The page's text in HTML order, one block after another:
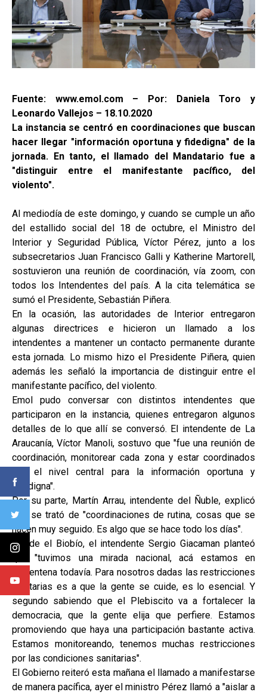
Fuente: www.emol.com – Por: Daniela Toro y
Leonardo Vallejos – 18.10.2020
La instancia se centró en coordinaciones que buscan
hacer llegar "información oportuna y fidedigna" de la
jornada. En tanto, el llamado del Mandatario fue a
"distinguir entre el manifestante pacífico, del
violento".
Al mediodía de este domingo, y cuando se cumple un año
del estallido social del 18 de octubre, el Ministro del
Interior y Seguridad Pública, Víctor Pérez, junto a los
subsecretarios Juan Francisco Galli y Katherine Martorell,
sostuvieron una reunión de coordinación, vía zoom, con
todos los Intendentes del país. A la cita telemática se
sumó el Presidente, Sebastián Piñera.
En la ocasión, las autoridades de Interior entregaron
algunas directrices e hicieron un llamado a los
intendentes a mantener un contacto permanente durante
esta jornada. Lo mismo hizo el Presidente Piñera, quien
además les señaló la importancia de distinguir entre el
manifestante pacífico, del violento.
Emol pudo conversar con distintos intendentes que
participaron en la instancia, quienes entregaron algunos
detalles de lo que allí se conversó. El intendente de La
Araucanía, Víctor Manoli, sostuvo que "fue una reunión de
coordinación, monitorear cada zona y estar coordinados
con el nivel central para la información oportuna y
fidedigna".
Por su parte, Martín Arrau, intendente del Ñuble, explicó
que se trató de "coordinaciones de rutina, cosas que se
hacen muy seguido. Es algo que se hace todo los días".
Desde el Biobío, el intendente Sergio Giacaman planteó
que "tuvimos una mirada nacional, acá estamos en
cuarentena todavía. Para nosotros dadas las restricciones
sanitarias es a que la gente se cuide, es lo esencial. Y
segundo sabiendo que el Plebiscito va a fortalecer la
democracia, que la gente elija que perfiere. Estamos
promoviendo que haya una participación bastante activa.
Estamos monitoreando, tenemos muchas restricciones
por las condiciones sanitarias".
El Gobierno reiteró esta mañana el llamado a manifestarse
de manera pacífica, ayer el ministro Pérez llamó a "aislar a